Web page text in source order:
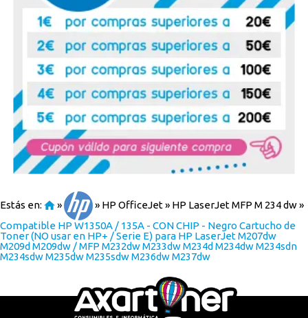
Estás en: » » HP OfficeJet» HP LaserJet MFP M 234 dw»
Compatible HP W1350A / 135A - CON CHIP - Negro Cartucho de
Toner (NO usar en HP+ / Serie E) para HP LaserJet M207dw
M209d M209dw / MFP M232dw M233dw M234d M234dw M234sdn
M234sdw M235dw M235sdw M236dw M237dw